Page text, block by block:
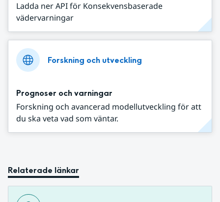
Ladda ner API för Konsekvensbaserade
vädervarningar
Forskning och utveckling
Prognoser och varningar
Forskning och avancerad modellutveckling för att
du ska veta vad som väntar.
Relaterade länkar